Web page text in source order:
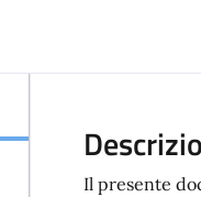
Il presente